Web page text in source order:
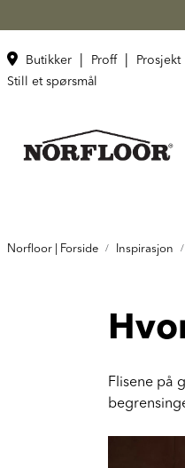
Butikker Proff Prosjekt
Still et spørsmål
Norfloor | Forside Inspirasjon
Flisene på